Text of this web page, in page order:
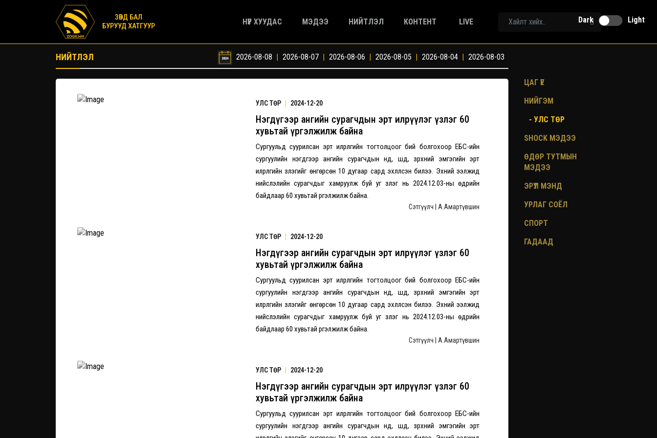
ЗӨВД БАЛ
БУРУУД ХАТГУУР
НҮҮР ХУУДАС МЭДЭЭ НИЙТЛЭЛ КОНТЕНТ LIVE Dark Light
НИЙТЛЭЛ 2026-08-08 | 2026-08-07 | 2026-08-06 | 2026-08-05 | 2026-08-04 | 2026-08-03
УЛС ТӨР 2024-12-20
Нэгдүгээр ангийн сурагчдын эрт илрүүлэг үзлэг 60
хувьтай үргэлжилж байна
Сургуульд суурилсан эрт илрүүлгийн тогтолцоог бий болгохоор ЕБС-ийн
сургуулийн нэгдүгээр ангийн сурагчдын нүд, шүд, зүрхний эмгэгийн эрт
илрүүлгийн үзлэгийг өнгөрсөн 10 дугаар сард эхлүүлсэн билээ. Эхний ээлжид
нийслэлийн сурагчдыг хамруулж буй уг үзлэг нь 2024.12.03-ны өдрийн
байдлаар 60 хувьтай үргэлжилж байна.
Сэтгүүлч | А.Амартүвшин
УЛС ТӨР 2024-12-20
Нэгдүгээр ангийн сурагчдын эрт илрүүлэг үзлэг 60
хувьтай үргэлжилж байна
Сургуульд суурилсан эрт илрүүлгийн тогтолцоог бий болгохоор ЕБС-ийн
сургуулийн нэгдүгээр ангийн сурагчдын нүд, шүд, зүрхний эмгэгийн эрт
илрүүлгийн үзлэгийг өнгөрсөн 10 дугаар сард эхлүүлсэн билээ. Эхний ээлжид
нийслэлийн сурагчдыг хамруулж буй уг үзлэг нь 2024.12.03-ны өдрийн
байдлаар 60 хувьтай үргэлжилж байна.
Сэтгүүлч | А.Амартүвшин
УЛС ТӨР 2024-12-20
Нэгдүгээр ангийн сурагчдын эрт илрүүлэг үзлэг 60
хувьтай үргэлжилж байна
Сургуульд суурилсан эрт илрүүлгийн тогтолцоог бий болгохоор ЕБС-ийн
сургуулийн нэгдүгээр ангийн сурагчдын нүд, шүд, зүрхний эмгэгийн эрт
ЦАГ ҮЕ
НИЙГЭМ
- УЛС ТӨР
SHOCK МЭДЭЭ
ӨДӨР ТУТМЫН
МЭДЭЭ
ЭРҮҮЛ МЭНД
УРЛАГ СОЁЛ
СПОРТ
ГАДААД